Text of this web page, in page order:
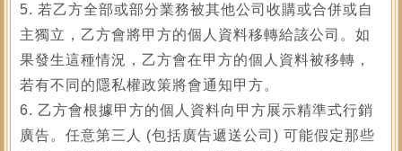
5. 若乙方全部或部分業務被其他公司收購或合併或自
主獨立，乙方會將甲方的個人資料移轉給該公司。如
果發生這種情況，乙方會在甲方的個人資料被移轉，
若有不同的隱私權政策將會通知甲方。
6. 乙方會根據甲方的個人資料向甲方展示精準式行銷
廣告。任意第三人 (包括廣告遞送公司) 可能假定那些